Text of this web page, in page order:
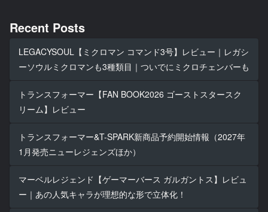
Recent Posts
LEGACYSOUL【ミクロマン コマンド3号】レビュー｜レガシ
ーソウルミクロマンも3種類目｜ついでにミクロチェンバーも
トランスフォーマー【FAN BOOK2026 ゴーストスタースク
リーム】レビュー
トランスフォーマー&T-SPARK新商品予約開始情報（2027年
1月発売ニューレジェンズほか）
マーベルレジェンド【ゲーマーバース ガルガントス】レビュ
ー｜あの人気キャラが理想的な形で立体化！